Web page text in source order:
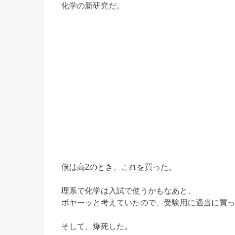
化学の新研究だ。
僕は高2のとき、これを買った。
理系で化学は入試で使うかもなあと、
ボヤーッと考えていたので、受験用に適当に買っ
そして、爆死した。